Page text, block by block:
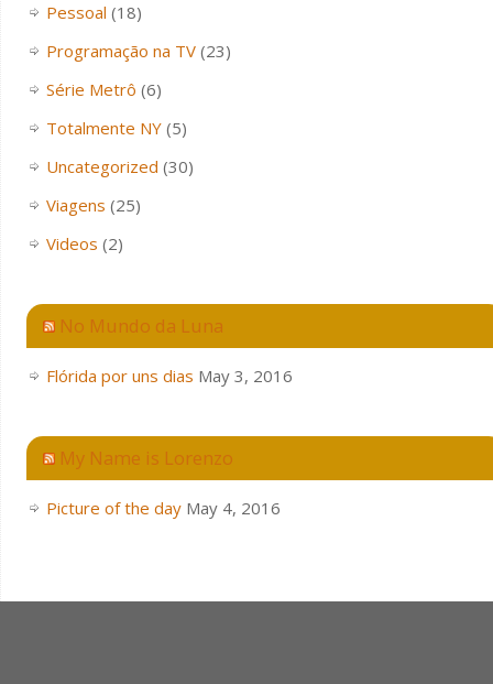
Pessoal (18)
Programação na TV(23)
Série Metrô (6)
Totalmente NY(5)
Uncategorized (30)
Viagens (25)
Videos (2)
No Mundo da Luna
Flórida por uns dias May 3, 2016
My Name is Lorenzo
Picture of the day May 4, 2016